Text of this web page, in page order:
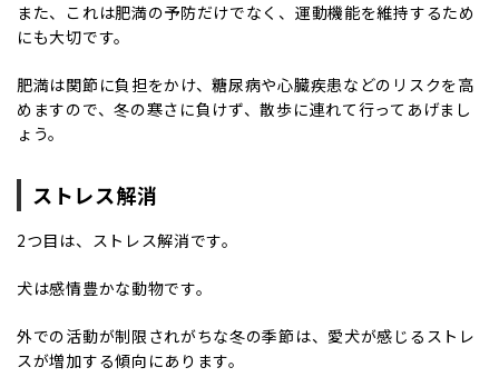
また、これは肥満の予防だけでなく、運動機能を維持するため
にも大切です。
肥満は関節に負担をかけ、糖尿病や心臓疾患などのリスクを高
めますので、冬の寒さに負けず、散歩に連れて行ってあげまし
ょう。
ストレス解消
2つ目は、ストレス解消です。
犬は感情豊かな動物です。
外での活動が制限されがちな冬の季節は、愛犬が感じるストレ
スが増加する傾向にあります。